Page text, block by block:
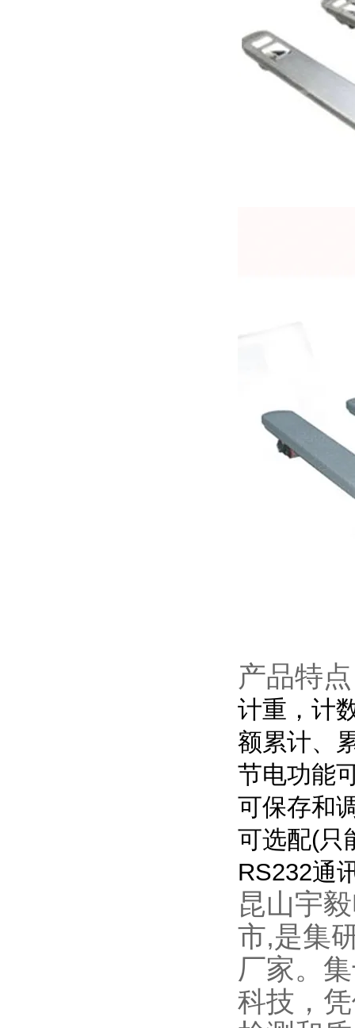
产品特
计重，计
额累计、
节电功能
可保存和
可选配(只
RS232通
昆山宇
市,是集
厂家。
科技，